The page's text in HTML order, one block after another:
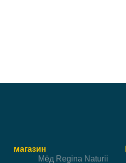
магазин
Мёд Regina Naturii